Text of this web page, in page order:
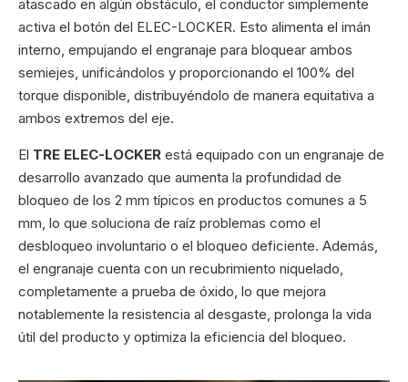
atascado en algún obstáculo, el conductor simplemente
activa el botón del ELEC-LOCKER. Esto alimenta el imán
interno, empujando el engranaje para bloquear ambos
semiejes, unificándolos y proporcionando el 100% del
torque disponible, distribuyéndolo de manera equitativa a
ambos extremos del eje.
El TRE ELEC-LOCKER está equipado con un engranaje de
desarrollo avanzado que aumenta la profundidad de
bloqueo de los 2 mm típicos en productos comunes a 5
mm, lo que soluciona de raíz problemas como el
desbloqueo involuntario o el bloqueo deficiente. Además,
el engranaje cuenta con un recubrimiento niquelado,
completamente a prueba de óxido, lo que mejora
notablemente la resistencia al desgaste, prolonga la vida
útil del producto y optimiza la eficiencia del bloqueo.